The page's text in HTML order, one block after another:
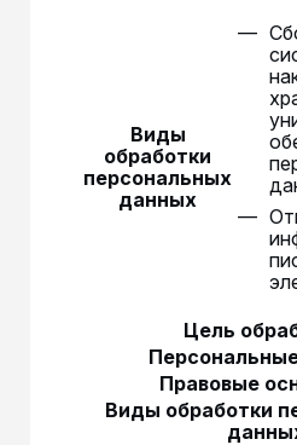
Виды
обработки
персональных
данных
Цель
Правовые
Виды обработки